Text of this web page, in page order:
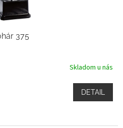
375
Skladom u nás
DETAIL